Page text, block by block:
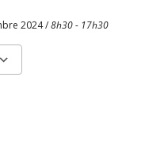
2024 /8h30 - 17h30